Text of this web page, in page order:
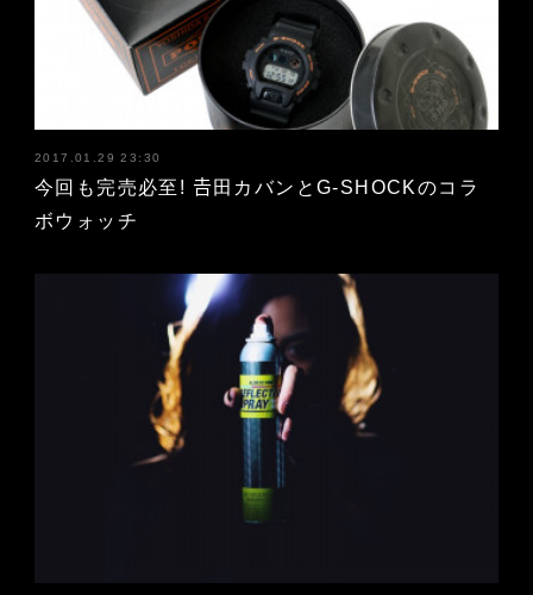
2017.01.29 23:30
今回も完売必至! 𠮷田カバンとG-SHOCKのコラ
ボウォッチ